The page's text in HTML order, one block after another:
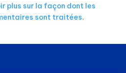
plus sur la façon dont les
sont traitées.